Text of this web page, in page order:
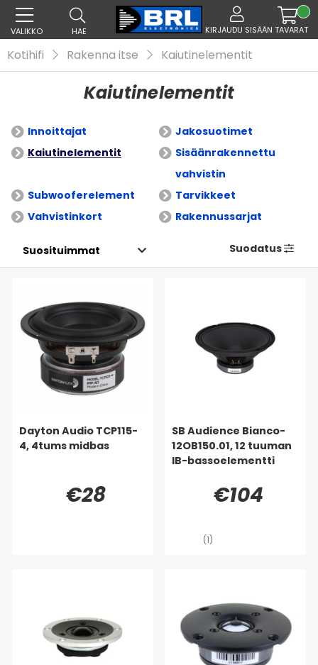
VALIKKO HAE KIRJAUDU SISÄÄN TAVARAT
Kotihifi Rakenna itse Kaiutinelementit
Kaiutinelementit
Innoittajat
Jakosuotimet
Kaiutinelementit
Sisäänrakennettu
vahvistin
Subwooferelement
Tarvikkeet
Vahvistinkort
Rakennussarjat
Suodatus
Dayton Audio TCP115-
4, 4tums midbas
€28
SB Audience Bianco-
12OB150.01, 12 tuuman
IB-bassoelementti
€104
(1)